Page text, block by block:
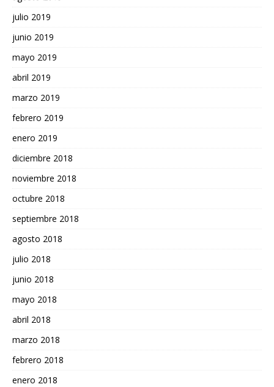
julio 2019
junio 2019
mayo 2019
abril 2019
marzo 2019
febrero 2019
enero 2019
diciembre 2018
noviembre 2018
octubre 2018
septiembre 2018
agosto 2018
julio 2018
junio 2018
mayo 2018
abril 2018
marzo 2018
febrero 2018
enero 2018